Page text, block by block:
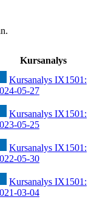
Kursanalys
Kursanalys IX1501:
05-27
Kursanalys IX1501:
05-25
Kursanalys IX1501:
05-30
Kursanalys IX1501:
03-04